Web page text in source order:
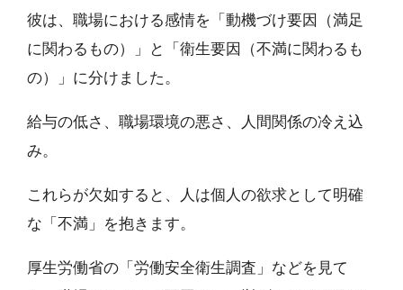
彼は、職場における感情を「動機づけ要因（満足
に関わるもの）」と「衛生要因（不満に関わるも
の）」に分けました。
給与の低さ、職場環境の悪さ、人間関係の冷え込
み。
これらが欠如すると、人は個人の欲求として明確
な「不満」を抱きます。
厚生労働省の「労働安全衛生調査」などを見て